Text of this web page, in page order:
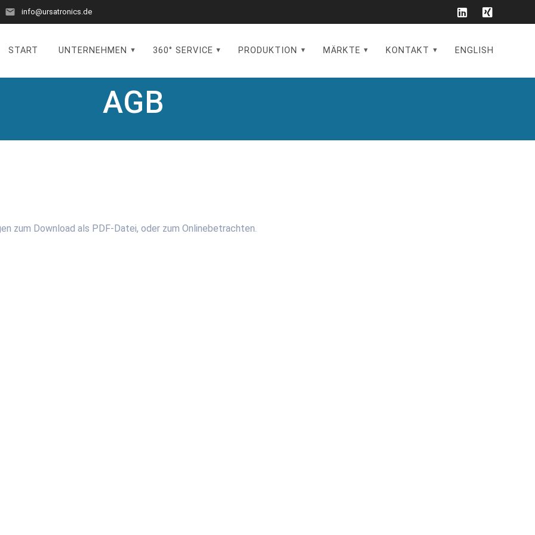
info@ursatronics.de
START UNTERNEHMEN 360° SERVICE PRODUKTION MÄRKTE KONTAKT ENGLISH
AGB
zum Download als PDF-Datei, oder zum Onlinebetrachten.